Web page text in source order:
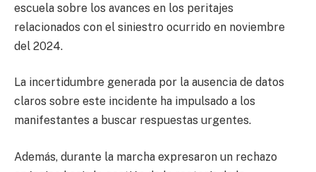
escuela sobre los avances en los peritajes
relacionados con el siniestro ocurrido en noviembre
del 2024.
La incertidumbre generada por la ausencia de datos
claros sobre este incidente ha impulsado a los
manifestantes a buscar respuestas urgentes.
Además, durante la marcha expresaron un rechazo